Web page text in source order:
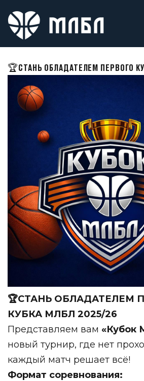
🏆СТАНЬ ОБЛАДАТЕЛЕМ ПЕРВОГО
🏆СТАНЬ ОБЛАДАТЕЛЕМ
КУБКА МЛБЛ 2025/26
Представляем вам «Кубок
новый турнир, где нет
каждый матч решает всё!
Формат соревнования: